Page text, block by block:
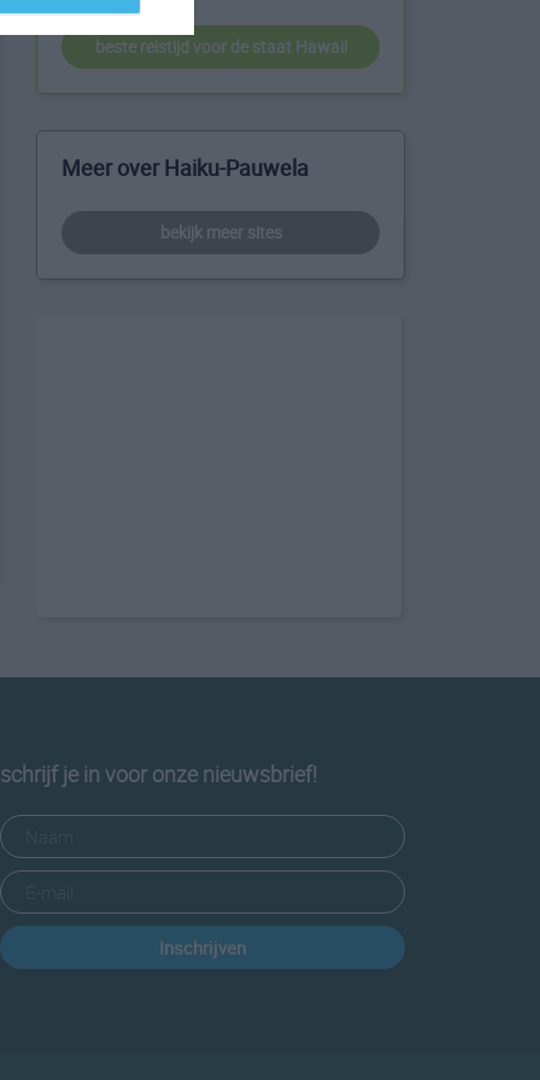
beste reistijd voor de staat Hawaii
Meer over Haiku-Pauwela
bekijk meer sites
schrijf je in voor onze nieuwsbrief!
Inschrijven